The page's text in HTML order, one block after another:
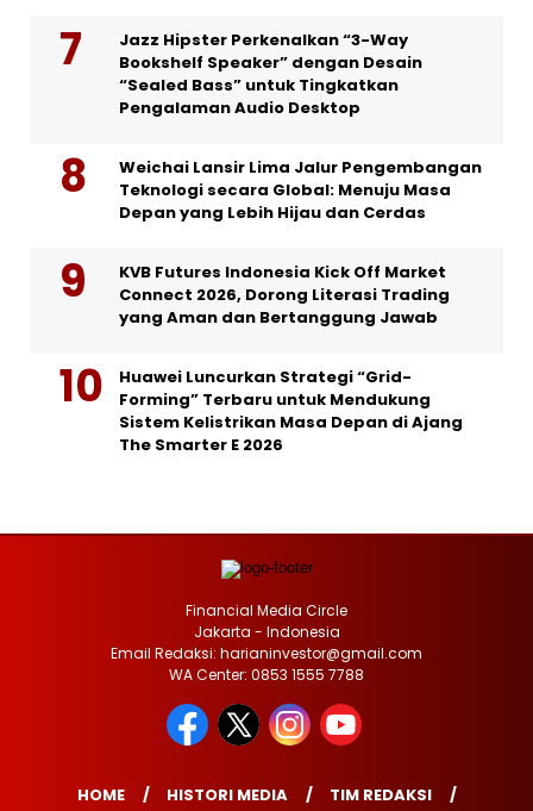
Jazz Hipster Perkenalkan “3-Way
Bookshelf Speaker” dengan Desain
“Sealed Bass” untuk Tingkatkan
Pengalaman Audio Desktop
Weichai Lansir Lima Jalur Pengembangan
Teknologi secara Global: Menuju Masa
Depan yang Lebih Hijau dan Cerdas
KVB Futures Indonesia Kick Off Market
Connect 2026, Dorong Literasi Trading
yang Aman dan Bertanggung Jawab
Huawei Luncurkan Strategi “Grid-
Forming” Terbaru untuk Mendukung
Sistem Kelistrikan Masa Depan di Ajang
The Smarter E 2026
Financial Media Circle
Jakarta - Indonesia
Email Redaksi: harianinvestor@gmail.com
WA Center: 0853 1555 7788
HOME HISTORI MEDIA TIM REDAKSI